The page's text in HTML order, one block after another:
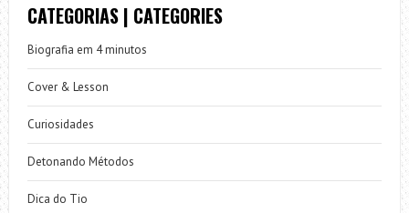
CATEGORIAS | CATEGORIES
Biografia em 4 minutos
Cover & Lesson
Curiosidades
Detonando Métodos
Dica do Tio